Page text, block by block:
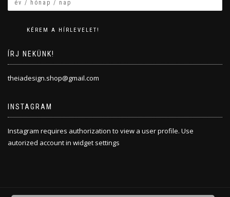
ÍRJ NEKÜNK!
theiadesign.shop@gmail.com
INSTAGRAM
Instagram requires authorization to view a user profile. Use
autorized account in widget settings